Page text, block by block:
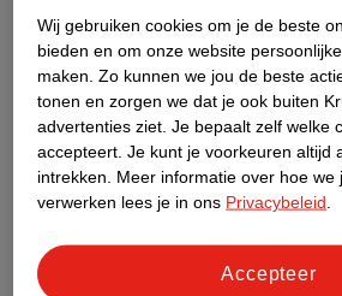
Wij gebruiken cookies om je de beste
bieden en om onze website
maken. Zo kunnen we jou de beste
tonen en zorgen we dat je ook buiten
advertenties ziet. Je bepaalt zelf welke
accepteert. Je kunt je voorkeuren altijd
intrekken.
Meer informatie over hoe we
verwerken lees je in ons Privacybeleid
Accepteer